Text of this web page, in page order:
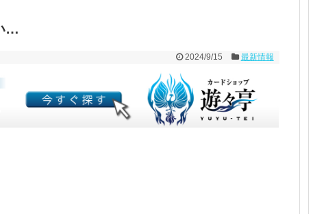
…
2024/9/15 最新情報